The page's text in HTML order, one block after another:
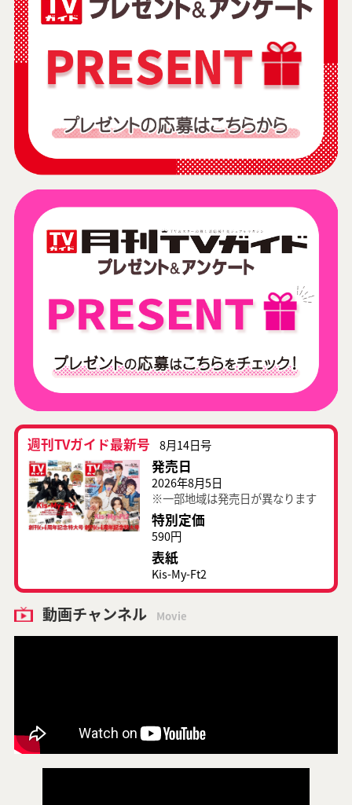
週刊TVガイド最新号 8月14日号
発売日
2026年8月5日
※一部地域は発売日が異なります
特別定価
590円
表紙
Kis-My-Ft2
動画チャンネル Movie